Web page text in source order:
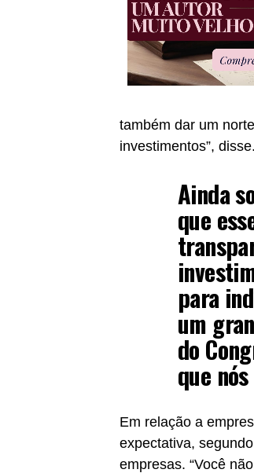
também dar um
investimentos”, disse.
Ainda
que
para
um
do
que
Em relação a
expectativa,
empresas. “Você